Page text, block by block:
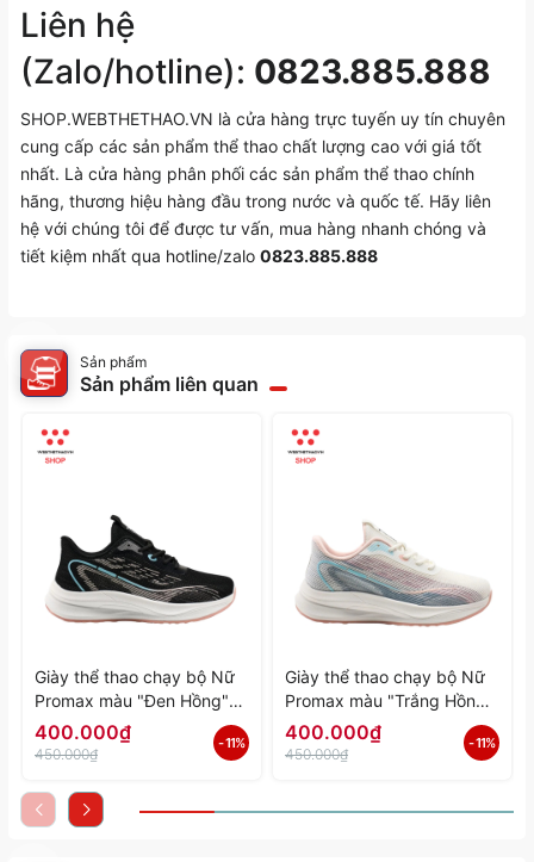
Liên hệ
(Zalo/hotline): 0823.885.888
SHOP.WEBTHETHAO.VN là cửa hàng trực tuyến uy tín chuyên
cung cấp các sản phẩm thể thao chất lượng cao với giá tốt
nhất. Là cửa hàng phân phối các sản phẩm thể thao chính
hãng, thương hiệu hàng đầu trong nước và quốc tế. Hãy liên
hệ với chúng tôi để được tư vấn, mua hàng nhanh chóng và
tiết kiệm nhất qua hotline/zalo 0823.885.888
Sản phẩm
Sản phẩm liên quan
Giày thể thao chạy bộ Nữ
Promax màu "Đen Hồng"
PR-2206-06 - Hàng Chính
Hãng
400.000₫
450.000₫
- 11%
Giày thể thao chạy bộ Nữ
Promax màu "Trắng Hồng"
PR-2206-05 - Hàng Chính
Hãng
400.000₫
450.000₫
- 11%